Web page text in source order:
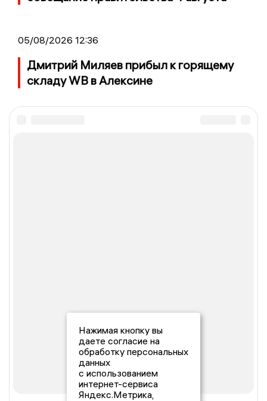
05/08/2026 12:36
Дмитрий Миляев прибыл к горящему
складу WB в Алексине
Нажимая кнопку вы
даете согласие на
обработку персональных
данных
с использованием
интернет-сервиса
Яндекс.Метрика,